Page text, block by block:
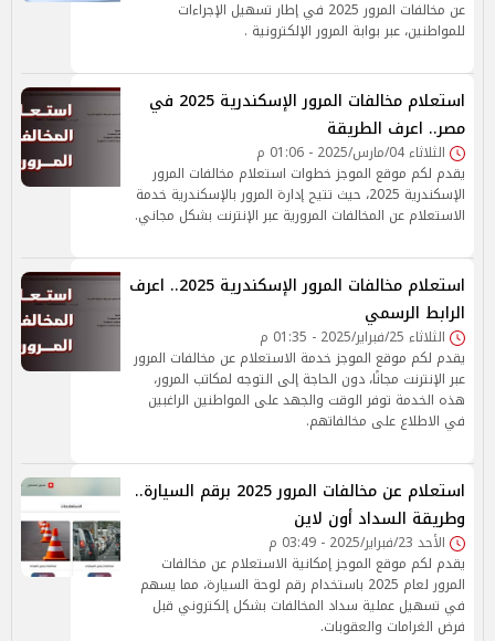
عن مخالفات المرور 2025 في إطار تسهيل الإجراءات
للمواطنين، عبر بوابة المرور الإلكترونية .
استعلام مخالفات المرور الإسكندرية 2025 في
مصر.. اعرف الطريقة
الثلاثاء 04/مارس/2025 - 01:06 م
يقدم لكم موقع الموجز خطوات استعلام مخالفات المرور
الإسكندرية 2025، حيث تتيح إدارة المرور بالإسكندرية خدمة
الاستعلام عن المخالفات المرورية عبر الإنترنت بشكل مجاني.
استعلام مخالفات المرور الإسكندرية 2025.. اعرف
الرابط الرسمي
الثلاثاء 25/فبراير/2025 - 01:35 م
يقدم لكم موقع الموجز خدمة الاستعلام عن مخالفات المرور
عبر الإنترنت مجانًا، دون الحاجة إلى التوجه لمكاتب المرور،
هذه الخدمة توفر الوقت والجهد على المواطنين الراغبين
في الاطلاع على مخالفاتهم.
استعلام عن مخالفات المرور 2025 برقم السيارة..
وطريقة السداد أون لاين
الأحد 23/فبراير/2025 - 03:49 م
يقدم لكم موقع الموجز إمكانية الاستعلام عن مخالفات
المرور لعام 2025 باستخدام رقم لوحة السيارة، مما يسهم
في تسهيل عملية سداد المخالفات بشكل إلكتروني قبل
فرض الغرامات والعقوبات.